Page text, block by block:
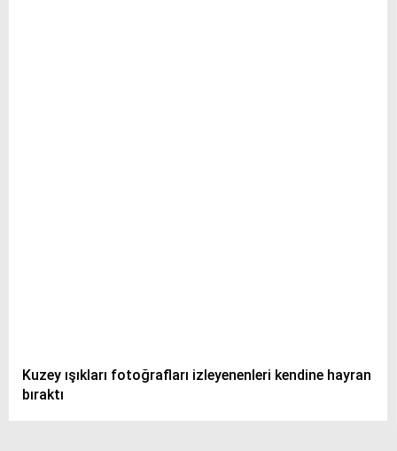
Kuzey ışıkları fotoğrafları izleyenenleri kendine hayran
bıraktı